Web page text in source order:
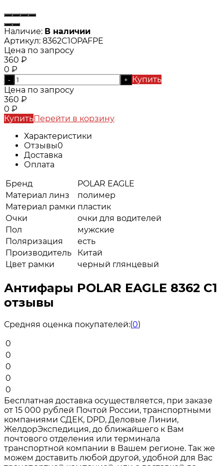
Наличие: В наличии
Артикул: 8362C1OPAFPE
Цена по запросу
360 ₽
0 ₽
- +
Купить
Цена по запросу
360 ₽
0 ₽
КупитьПерейти в корзину
Характеристики
Отзывы0
Доставка
Оплата
Бренд
POLAR EAGLE
Материал линз
полимер
Материал рамки пластик
Очки
очки для водителей
Пол
мужские
Поляризация
есть
Производитель
Китай
Цвет рамки
черный глянцевый
Антифары POLAR EAGLE 8362 C1
отзывы
Средняя оценка покупателей:(0)
0
0
0
0
0
Бесплатная доставка осуществляется, при заказе
от 15 000 рублей Почтой России, транспортными
компаниями СДЕК, DPD, Деловые Линии,
ЖелдорЭкспедиция, до ближайшего к Вам
почтового отделения или терминала
транспортной компании в Вашем регионе. Так же
можем доставить любой другой, удобной для Вас